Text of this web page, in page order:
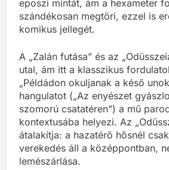
eposzi mintát, ám a hexameter
szándékosan megtöri, ezzel is
komikus jellegét.
A „Zalán futása” és az
utal, ám itt a klasszikus
„Példádon okuljanak a késő
hangulatot („Az enyészet
szomorú csatatéren”) a mű
kontextusába helyezi. Az
átalakítja: a hazatérő hősnél
verekedés áll a középpontban,
lemészárlása.